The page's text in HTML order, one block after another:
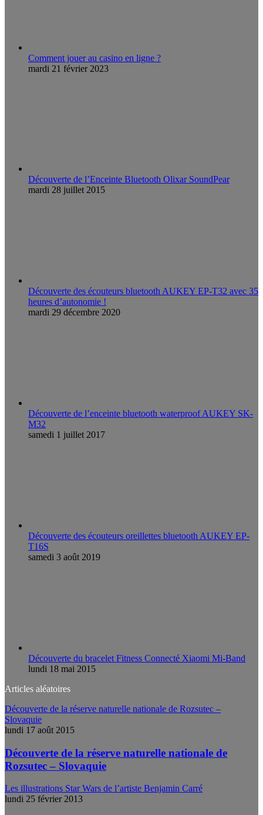
Comment jouer au casino en ligne ?
mardi 21 février 2023
Découverte de l’Enceinte Bluetooth Olixar SoundPear
mardi 28 juillet 2015
Découverte des écouteurs bluetooth AUKEY EP-T32 avec 35
heures d’autonomie !
mardi 29 décembre 2020
Découverte de l’enceinte bluetooth waterproof AUKEY SK-
M32
samedi 1 juillet 2017
Découverte des écouteurs oreillettes bluetooth AUKEY EP-
T16S
samedi 3 août 2019
Découverte du bracelet Fitness Connecté Xiaomi Mi-Band
lundi 18 mai 2015
Articles aléatoires
Découverte de la réserve naturelle nationale de Rozsutec –
Slovaquie
lundi 17 août 2015
Découverte de la réserve naturelle nationale de
Rozsutec – Slovaquie
Les illustrations Star Wars de l’artiste Benjamin Carré
lundi 25 février 2013